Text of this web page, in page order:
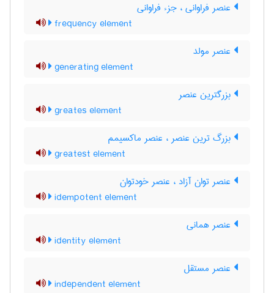
عنصر فراوانی ، جزء فراوانی
frequency element
عنصر مولد
generating element
بزرگترین عنصر
greates element
بزرگ ترین عنصر ، عنصر ماکسیمم
greatest element
عنصر توان آزاد ، عنصر خودتوان
idempotent element
عنصر همانی
identity element
عنصر مستقل
independent element